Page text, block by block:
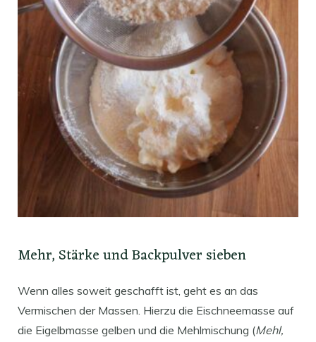
Mehr, Stärke und Backpulver sieben
Wenn alles soweit geschafft ist, geht es an das
Vermischen der Massen. Hierzu die Eischneemasse auf
die Eigelbmasse gelben und die Mehlmischung (Mehl,